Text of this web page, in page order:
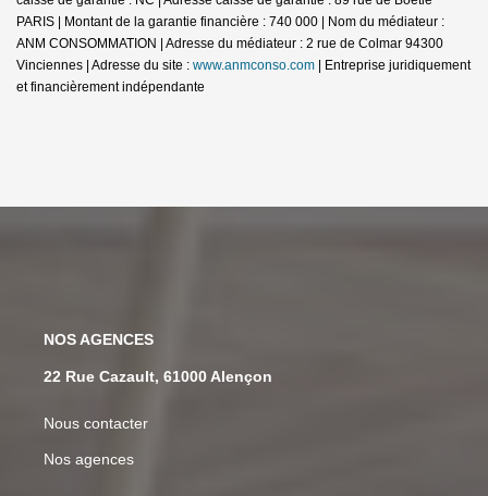
PARIS | Montant de la garantie financière : 740 000 | Nom du médiateur :
ANM CONSOMMATION | Adresse du médiateur : 2 rue de Colmar 94300
Vinciennes | Adresse du site : www.anmconso.com | Entreprise juridiquement
et financièrement indépendante
NOS AGENCES
22 Rue Cazault, 61000 Alençon
Nous contacter
Nos agences